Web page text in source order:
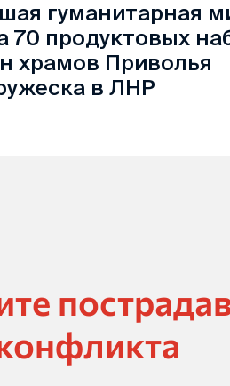
гуманитарная
70 продуктовых
храмов Приволья
в ЛНР